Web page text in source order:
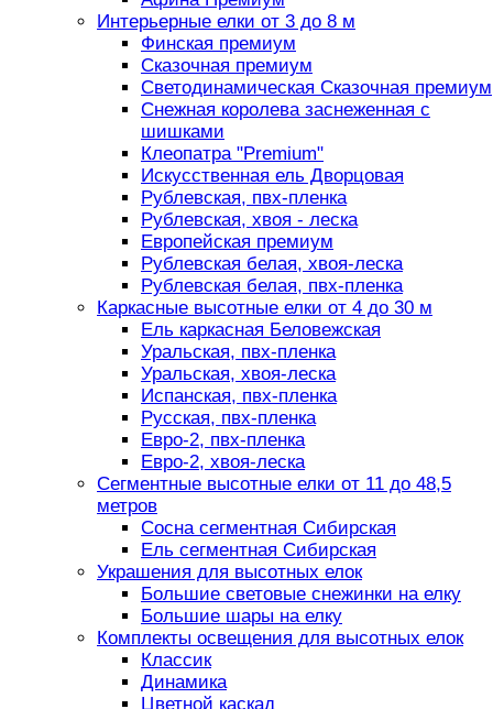
Интерьерные елки от 3 до 8 м
Финская премиум
Сказочная премиум
Светодинамическая Сказочная премиум
Снежная королева заснеженная с
шишками
Клеопатра "Premium"
Искусственная ель Дворцовая
Рублевская, пвх-пленка
Рублевская, хвоя - леска
Европейская премиум
Рублевская белая, хвоя-леска
Рублевская белая, пвх-пленка
Каркасные высотные елки от 4 до 30 м
Ель каркасная Беловежская
Уральская, пвх-пленка
Уральская, хвоя-леска
Испанская, пвх-пленка
Русская, пвх-пленка
Евро-2, пвх-пленка
Евро-2, хвоя-леска
Сегментные высотные елки от 11 до 48,5
метров
Сосна сегментная Сибирская
Ель сегментная Сибирская
Украшения для высотных елок
Большие световые снежинки на елку
Большие шары на елку
Комплекты освещения для высотных елок
Классик
Динамика
Цветной каскад